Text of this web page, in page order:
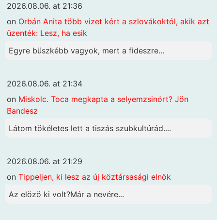
2026.08.06. at 21:36
on Orbán Anita több vizet kért a szlovákoktól, akik azt
üzenték: Lesz, ha esik
Egyre büszkébb vagyok, mert a fideszre...
2026.08.06. at 21:34
on Miskolc. Toca megkapta a selyemzsinórt? Jön
Bandesz
Látom tökéletes lett a tiszás szubkultúrád....
2026.08.06. at 21:29
on Tippeljen, ki lesz az új köztársasági elnök
Az elözö ki volt?Már a nevére...